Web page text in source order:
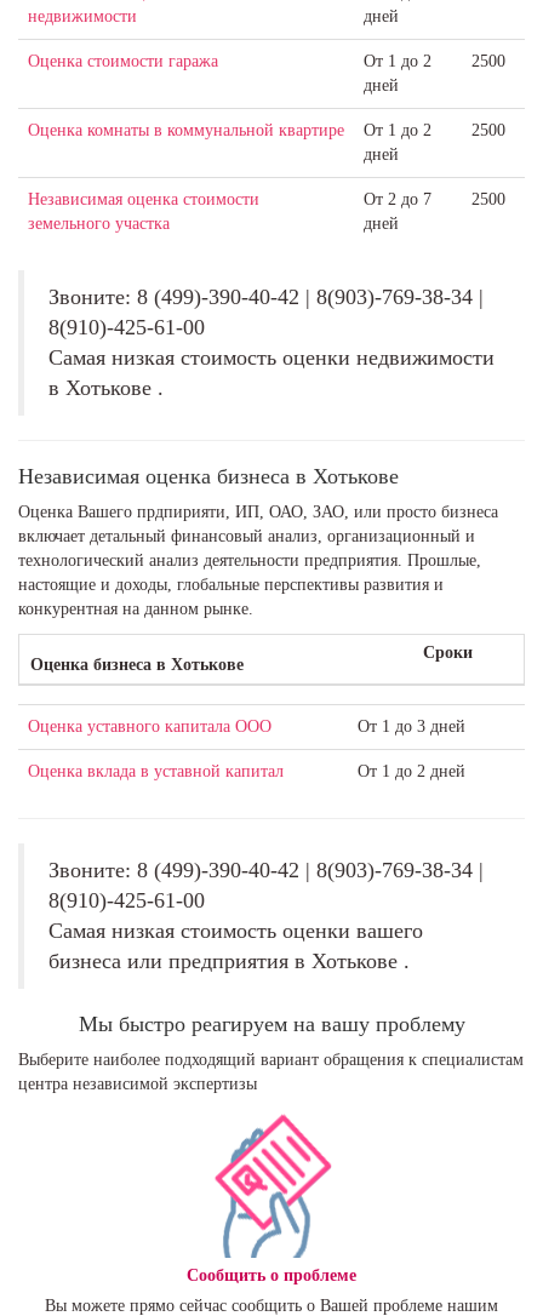
недвижимости
дней
Оценка стоимости гаража
От 1 до 2
дней
2500
Оценка комнаты в коммунальной квартире
От 1 до 2
дней
2500
Независимая оценка стоимости
земельного участка
От 2 до 7
дней
2500
Звоните: 8 (499)-390-40-42 | 8(903)-769-38-34 |
8(910)-425-61-00
Самая низкая стоимость оценки недвижимости
в Хотькове .
Независимая оценка бизнеса в Хотькове
Оценка Вашего прдпирияти, ИП, ОАО, ЗАО, или просто бизнеса
включает детальный финансовый анализ, организационный и
технологический анализ деятельности предприятия. Прошлые,
настоящие и доходы, глобальные перспективы развития и
конкурентная на данном рынке.
Оценка бизнеса в Хотькове
Сроки
Оценка уставного капитала ООО От 1 до 3 дней
Оценка вклада в уставной капитал От 1 до 2 дней
Звоните: 8 (499)-390-40-42 | 8(903)-769-38-34 |
8(910)-425-61-00
Самая низкая стоимость оценки вашего
бизнеса или предприятия в Хотькове .
Мы быстро реагируем на вашу проблему
Выберите наиболее подходящий вариант обращения к специалистам
центра независимой экспертизы
Сообщить о проблеме
Вы можете прямо сейчас сообщить о Вашей проблеме нашим